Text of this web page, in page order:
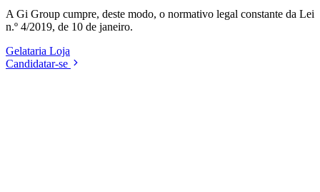
A Gi Group cumpre, deste modo, o normativo legal constante da Lei
n.º 4/2019, de 10 de janeiro.
Gelataria Loja
Candidatar-se